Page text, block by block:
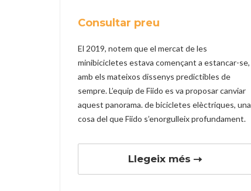
Consultar preu
El 2019, notem que el mercat de les
minibicicletes estava començant a estancar-se,
amb els mateixos dissenys predictibles de
sempre. L’equip de Fiido es va proposar canviar
aquest panorama. de bicicletes elèctriques, una
cosa del que Fiido s’enorgulleix profundament.
Llegeix més